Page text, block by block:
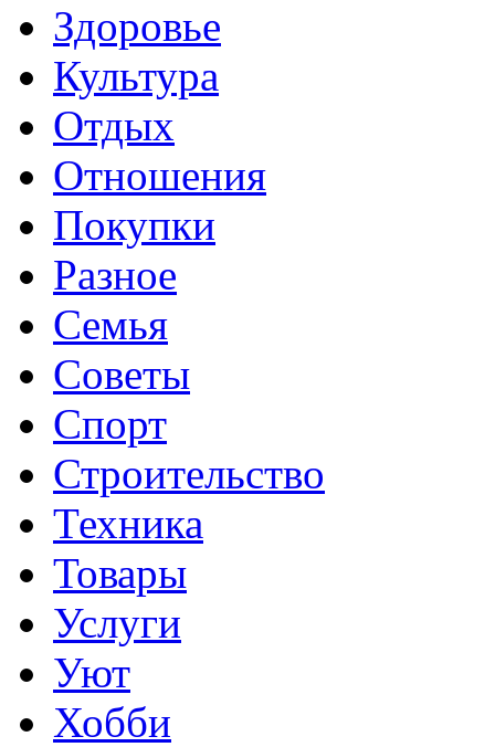
Здоровье
Культура
Отдых
Отношения
Покупки
Разное
Семья
Советы
Спорт
Строительство
Техника
Товары
Услуги
Уют
Хобби